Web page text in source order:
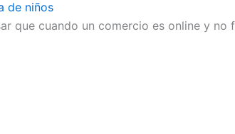
de niños
que cuando un comercio es online y